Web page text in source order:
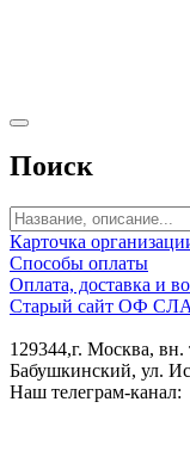
Поиск
Карточка
Способы оплаты
Оплата, доставка и
Старый сайт ОФ СЛА
129344,г. Москва,
Бабушкинский, ул.
Наш телеграм-канал: